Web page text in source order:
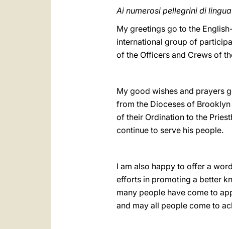
Ai numerosi pellegrini di
My greetings go to the
international group of
of the Officers and Crews of
My good wishes and prayers
from the Dioceses of
of their Ordination to the
continue to serve his people.
I am also happy to offer a
efforts in promoting a better
many people have come to
and may all people come to